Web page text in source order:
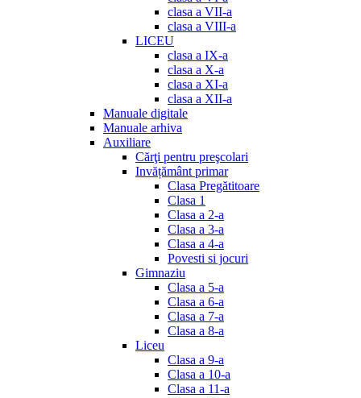
clasa a VII-a
clasa a VIII-a
LICEU
clasa a IX-a
clasa a X-a
clasa a XI-a
clasa a XII-a
Manuale digitale
Manuale arhiva
Auxiliare
Cărţi pentru preşcolari
Invățământ primar
Clasa Pregătitoare
Clasa 1
Clasa a 2-a
Clasa a 3-a
Clasa a 4-a
Povesti si jocuri
Gimnaziu
Clasa a 5-a
Clasa a 6-a
Clasa a 7-a
Clasa a 8-a
Liceu
Clasa a 9-a
Clasa a 10-a
Clasa a 11-a